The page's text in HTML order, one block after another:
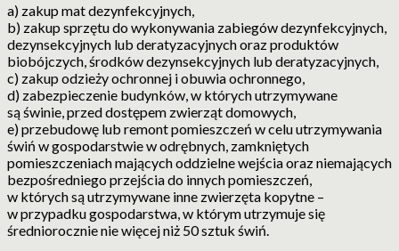
a) zakup mat dezynfekcyjnych,
b) zakup sprzętu do wykonywania zabiegów dezynfekcyjnych,
dezynsekcyjnych lub deratyzacyjnych oraz produktów
biobójczych, środków dezynsekcyjnych lub deratyzacyjnych,
c) zakup odzieży ochronnej i obuwia ochronnego,
d) zabezpieczenie budynków, w których utrzymywane
są świnie, przed dostępem zwierząt domowych,
e) przebudowę lub remont pomieszczeń w celu utrzymywania
świń w gospodarstwie w odrębnych, zamkniętych
pomieszczeniach mających oddzielne wejścia oraz niemających
bezpośredniego przejścia do innych pomieszczeń,
w których są utrzymywane inne zwierzęta kopytne –
w przypadku gospodarstwa, w którym utrzymuje się
średniorocznie nie więcej niż 50 sztuk świń.